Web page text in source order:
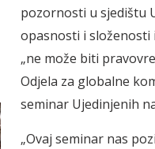
pozornosti u sjedištu
opasnosti i
„ne može biti
Odjela za globalne
seminar Ujedinjenih
„Ovaj seminar nas